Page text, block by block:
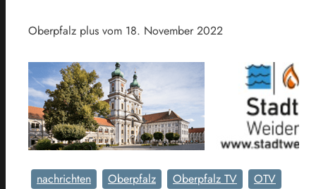
Oberpfalz plus vom 18. November 2022
nachrichten Oberpfalz Oberpfalz TV
OTV